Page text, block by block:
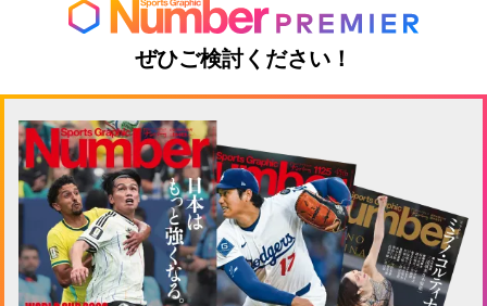
ぜひご検討ください！